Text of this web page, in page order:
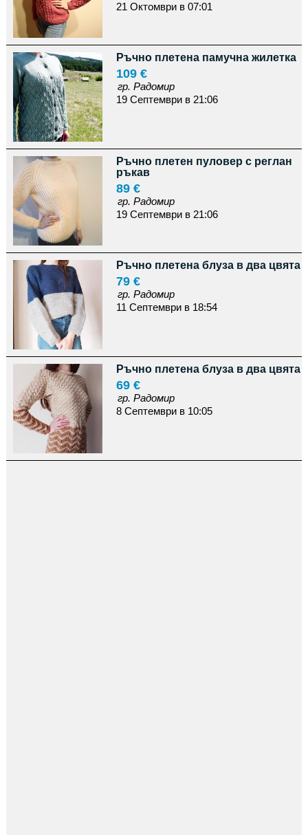
21 Октомври в 07:01
Ръчно плетена памучна жилетка
109 €
гр. Радомир
19 Септември в 21:06
Ръчно плетен пуловер с реглан
ръкав
89 €
гр. Радомир
19 Септември в 21:06
Ръчно плетена блуза в два цвята
79 €
гр. Радомир
11 Септември в 18:54
Ръчно плетена блуза в два цвята
69 €
гр. Радомир
8 Септември в 10:05